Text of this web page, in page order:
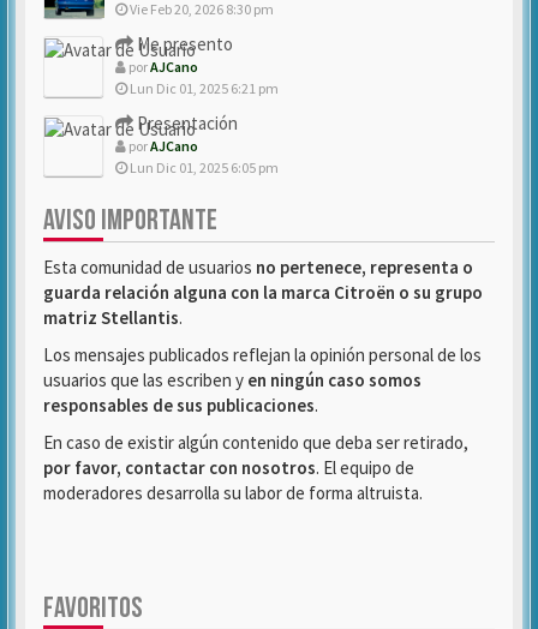
Vie Feb 20, 2026 8:30 pm
Me presento
porAJCano
Lun Dic 01, 2025 6:21 pm
Presentación
porAJCano
Lun Dic 01, 2025 6:05 pm
AVISO IMPORTANTE
Esta comunidad de usuarios no pertenece, representa o
guarda relación alguna con la marca Citroën o su grupo
matriz Stellantis.
Los mensajes publicados reflejan la opinión personal de los
usuarios que las escriben y en ningún caso somos
responsables de sus publicaciones.
En caso de existir algún contenido que deba ser retirado,
por favor, contactar con nosotros. El equipo de
moderadores desarrolla su labor de forma altruista.
FAVORITOS